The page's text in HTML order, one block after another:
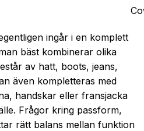
ingår i en komplett
bäst kombinerar olika
av hatt, boots, jeans,
även kompletteras med
handskar eller fransjacka
Frågor kring passform,
rätt balans mellan funktion